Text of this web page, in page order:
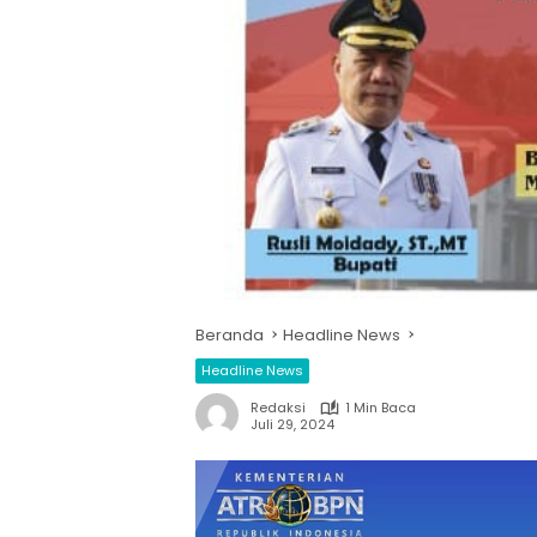
Beranda Headline News
Headline News
Redaksi
1 Min Baca
Juli 29, 2024